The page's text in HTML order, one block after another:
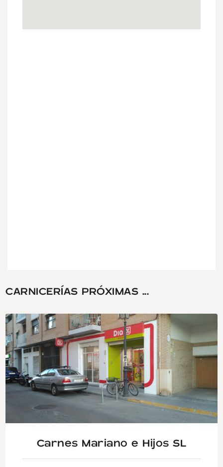
CARNICERÍAS PRÓXIMAS ...
Carnes Mariano e Hijos SL